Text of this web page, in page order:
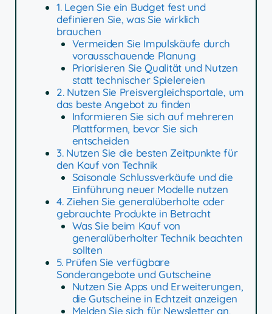
1. Legen Sie ein Budget fest und
definieren Sie, was Sie wirklich
brauchen
Vermeiden Sie Impulskäufe durch
vorausschauende Planung
Priorisieren Sie Qualität und Nutzen
statt technischer Spielereien
2. Nutzen Sie Preisvergleichsportale, um
das beste Angebot zu finden
Informieren Sie sich auf mehreren
Plattformen, bevor Sie sich
entscheiden
3. Nutzen Sie die besten Zeitpunkte für
den Kauf von Technik
Saisonale Schlussverkäufe und die
Einführung neuer Modelle nutzen
4. Ziehen Sie generalüberholte oder
gebrauchte Produkte in Betracht
Was Sie beim Kauf von
generalüberholter Technik beachten
sollten
5. Prüfen Sie verfügbare
Sonderangebote und Gutscheine
Nutzen Sie Apps und Erweiterungen,
die Gutscheine in Echtzeit anzeigen
Melden Sie sich für Newsletter an,